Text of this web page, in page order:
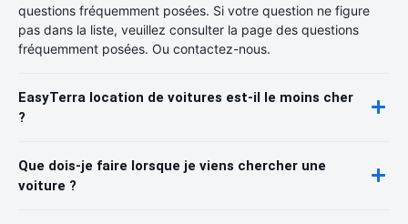
questions fréquemment posées. Si votre question ne figure
pas dans la liste, veuillez consulter la page des questions
fréquemment posées. Ou contactez-nous.
EasyTerra location de voitures est-il le moins cher
?
Que dois-je faire lorsque je viens chercher une
voiture ?